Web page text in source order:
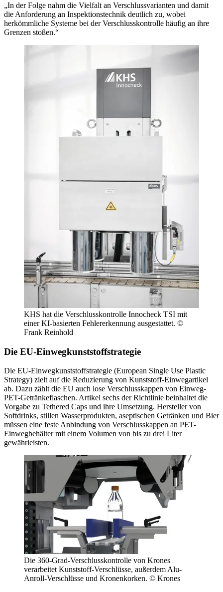
„In der Folge nahm die Vielfalt an Verschlussvarianten und damit
die Anforderung an Inspektionstechnik deutlich zu, wobei
herkömmliche Systeme bei der Verschlusskontrolle häufig an ihre
Grenzen stoßen.“
KHS hat die Verschlusskontrolle Innocheck TSI mit
einer KI-basierten Fehlererkennung ausgestattet. ©
Frank Reinhold
Die EU-Einwegkunststoffstrategie
Die EU-Einwegkunststoffstrategie (European Single Use Plastic
Strategy) zielt auf die Reduzierung von Kunststoff-Einwegartikel
ab. Dazu zählt die EU auch lose Verschlusskappen von Einweg-
PET-Getränkeflaschen. Artikel sechs der Richtlinie beinhaltet die
Vorgabe zu Tethered Caps und ihre Umsetzung. Hersteller von
Softdrinks, stillen Wasserprodukten, aseptischen Getränken und Bier
müssen eine feste Anbindung von Verschlusskappen an PET-
Einwegbehälter mit einem Volumen von bis zu drei Liter
gewährleisten.
Die 360-Grad-Verschlusskontrolle von Krones
verarbeitet Kunststoff-Verschlüsse, außerdem Alu-
Anroll-Verschlüsse und Kronenkorken. © Krones